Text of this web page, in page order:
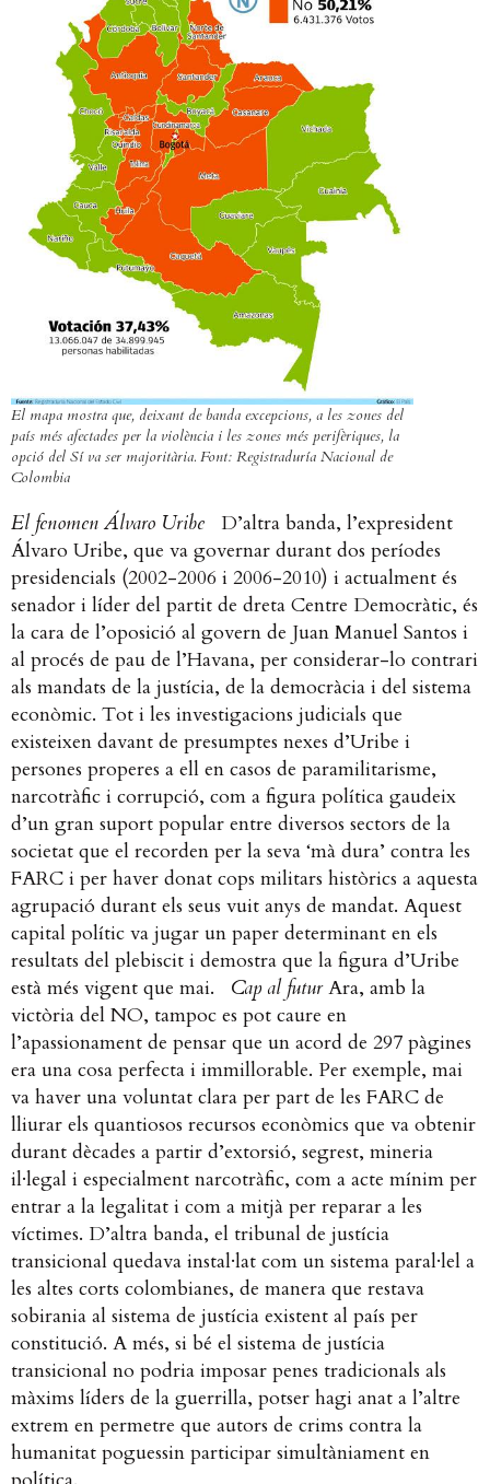
El mapa mostra que, deixant de banda excepcions, a les zones del
país més afectades per la violència i les zones més perifèriques, la
opció del Sí va ser majoritària. Font: Registraduría Nacional de
Colombia
El fenomen Álvaro Uribe
D’altra banda, l’expresident
Álvaro Uribe, que va governar durant dos períodes
presidencials (2002-2006 i 2006-2010) i actualment és
senador i líder del partit de dreta Centre Democràtic, és
la cara de l’oposició al govern de Juan Manuel Santos i
al procés de pau de l’Havana, per considerar-lo contrari
als mandats de la justícia, de la democràcia i del sistema
econòmic. Tot i les investigacions judicials que
existeixen davant de presumptes nexes d’Uribe i
persones properes a ell en casos de paramilitarisme,
narcotràfic i corrupció, com a figura política gaudeix
d’un gran suport popular entre diversos sectors de la
societat que el recorden per la seva ‘mà dura’ contra les
FARC i per haver donat cops militars històrics a aquesta
agrupació durant els seus vuit anys de mandat. Aquest
capital polític va jugar un paper determinant en els
resultats del plebiscit i demostra que la figura d’Uribe
està més vigent que mai.
Cap al futurAra, amb la
victòria del NO, tampoc es pot caure en
l’apassionament de pensar que un acord de 297 pàgines
era una cosa perfecta i immillorable. Per exemple, mai
va haver una voluntat clara per part de les FARC de
lliurar els quantiosos recursos econòmics que va obtenir
durant dècades a partir d’extorsió, segrest, mineria
il·legal i especialment narcotràfic, com a acte mínim per
entrar a la legalitat i com a mitjà per reparar a les
víctimes. D’altra banda, el tribunal de justícia
transicional quedava instal·lat com un sistema paral·lel a
les altes corts colombianes, de manera que restava
sobirania al sistema de justícia existent al país per
constitució. A més, si bé el sistema de justícia
transicional no podria imposar penes tradicionals als
màxims líders de la guerrilla, potser hagi anat a l’altre
extrem en permetre que autors de crims contra la
humanitat poguessin participar simultàniament en